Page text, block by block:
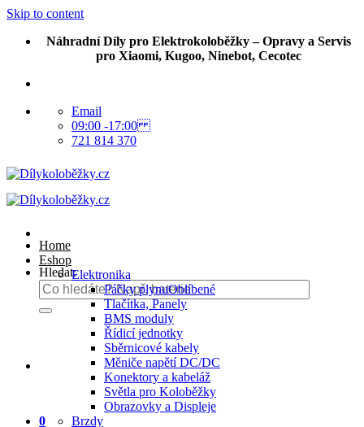
Skip to content
Náhradní Díly pro Elektrokoloběžky – Opravy a Servis
pro Xiaomi, Kugoo, Ninebot, Cecotec
Email
09:00 -17:00
721 814 370
Hledat:
0
Home
Eshop
Elektronika
Páčky plynu
Tlačítka, Panely
BMS moduly
Řídicí jednotky
Sběrnicové kabely
Měniče napětí DC/DC
Konektory a kabeláž
Světla pro Koloběžky
Obrazovky a Displeje
Brzdy